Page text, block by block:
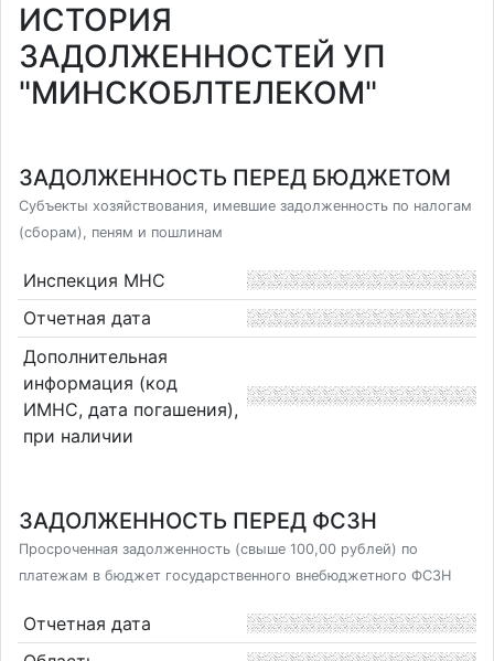
ИСТОРИЯ
ЗАДОЛЖЕННОСТЕЙ УП
"МИНСКОБЛТЕЛЕКОМ"
ЗАДОЛЖЕННОСТЬ ПЕРЕД БЮДЖЕТОМ
Субъекты хозяйствования, имевшие задолженность по налогам
(сборам), пеням и пошлинам
Инспекция МНС
Отчетная дата
Дополнительная
информация (код
ИМНС, дата погашения),
при наличии
ЗАДОЛЖЕННОСТЬ ПЕРЕД ФСЗН
Просроченная задолженность (свыше 100,00 рублей) по
платежам в бюджет государственного внебюджетного ФСЗН
Отчетная дата